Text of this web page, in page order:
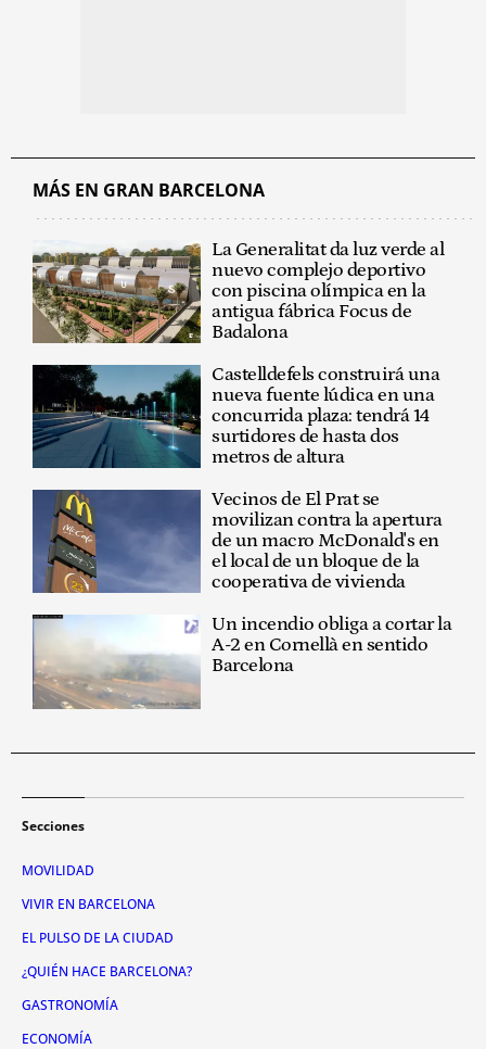
MÁS EN GRAN BARCELONA
La Generalitat da luz verde al
nuevo complejo deportivo
con piscina olímpica en la
antigua fábrica Focus de
Badalona
Castelldefels construirá una
nueva fuente lúdica en una
concurrida plaza: tendrá 14
surtidores de hasta dos
metros de altura
Vecinos de El Prat se
movilizan contra la apertura
de un macro McDonald's en
el local de un bloque de la
cooperativa de vivienda
Un incendio obliga a cortar la
A-2 en Cornellà en sentido
Barcelona
Secciones
MOVILIDAD
VIVIR EN BARCELONA
EL PULSO DE LA CIUDAD
¿QUIÉN HACE BARCELONA?
GASTRONOMÍA
ECONOMÍA